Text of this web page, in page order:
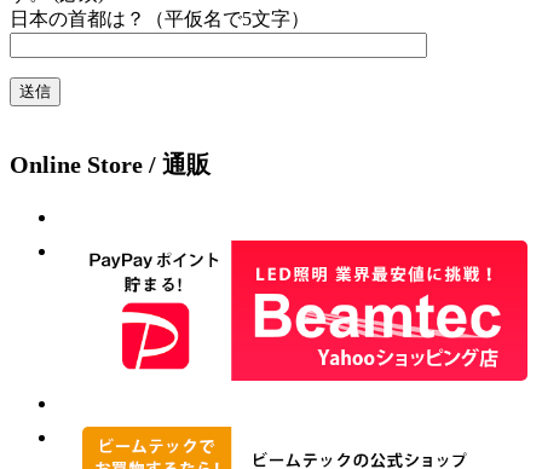
日本の首都は？（平仮名で5文字）
Online Store / 通販